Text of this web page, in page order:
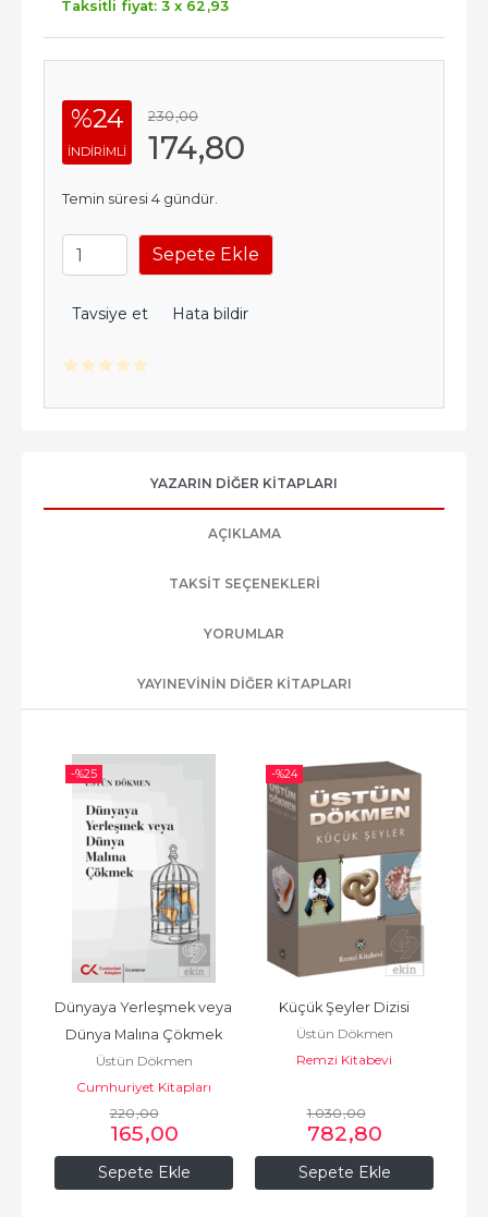
Taksitli fiyat: 3 x 62 ,93
%24
INDIRIMLI
230,00
174,80
Temin süresi 4 gündür.
Sepete Ekle
Tavsiye et Hata bildir
YAZARIN DIĞER KITAPLARI
AÇIKLAMA
TAKSIT SEÇENEKLERI
YORUMLAR
YAYINEVININ DIĞER KITAPLARI
-%25
Sepete Ekle
Dünyaya Yerleşmek veya
Dünya Malına Çökmek
Üstün Dökmen
Cumhuriyet Kitapları
220,00
165,00
-%24
Sepete Ekle
Küçük Şeyler Dizisi
Üstün Dökmen
Remzi Kitabevi
1.030,00
782,80